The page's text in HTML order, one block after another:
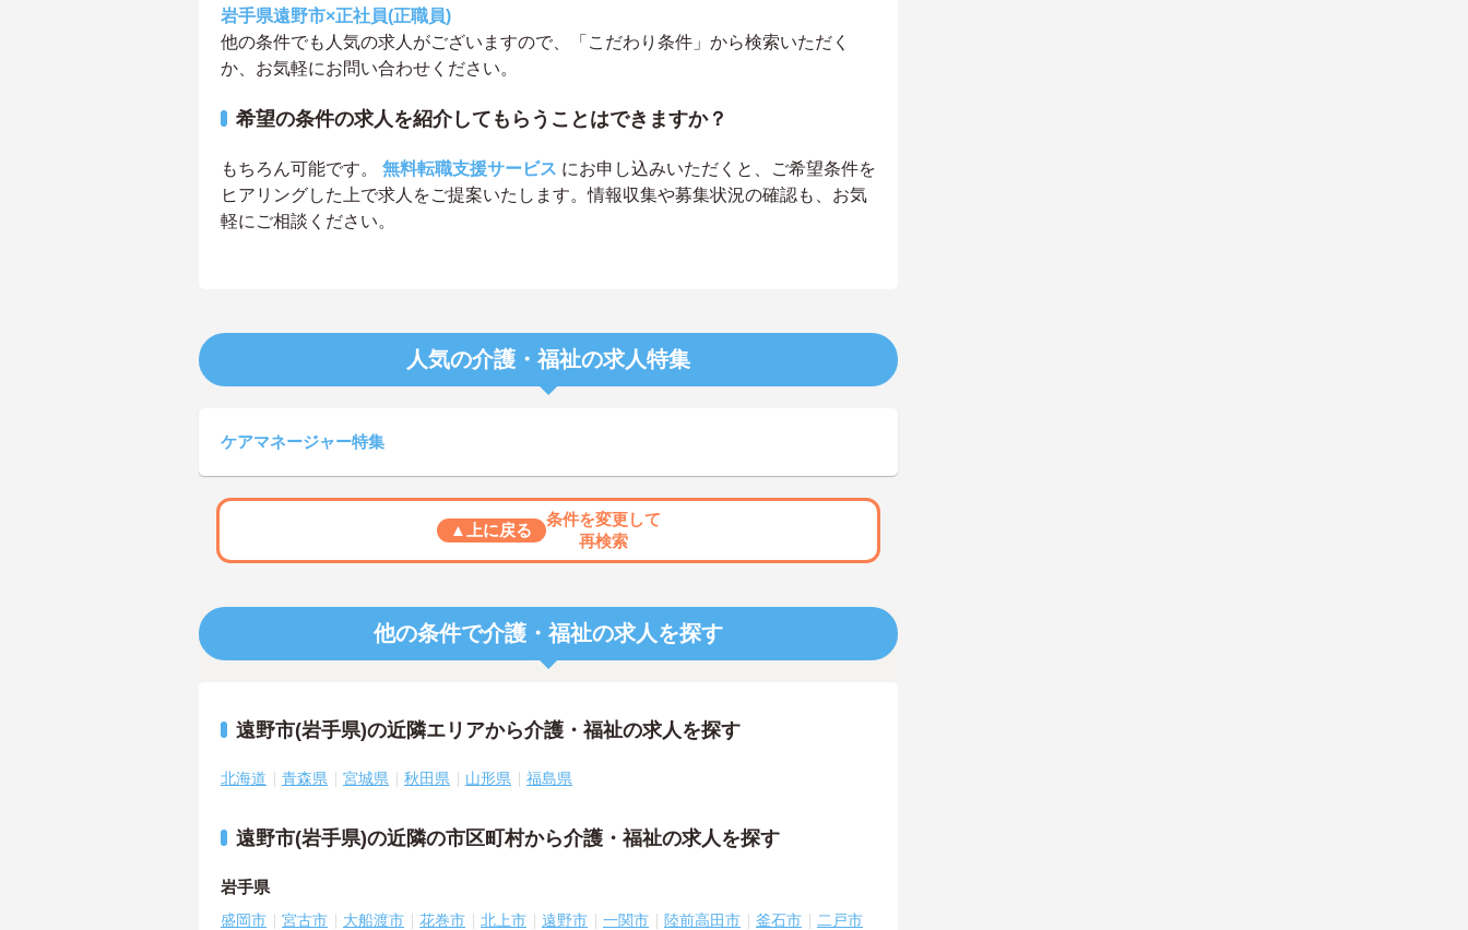
岩手県遠野市×正社員(正職員)
他の条件でも人気の求人がございますので、「こだわり条件」から検索いただく
か、お気軽にお問い合わせください。
希望の条件の求人を紹介してもらうことはできますか？
もちろん可能です。 無料転職支援サービス にお申し込みいただくと、ご希望条件を
ヒアリングした上で求人をご提案いたします。情報収集や募集状況の確認も、お気
軽にご相談ください。
人気の介護・福祉の求人特集
ケアマネージャー特集
▲上に戻る
条件を変更して
再検索
他の条件で介護・福祉の求人を探す
遠野市(岩手県)の近隣エリアから介護・福祉の求人を探す
北海道 青森県 宮城県 秋田県 山形県 福島県
遠野市(岩手県)の近隣の市区町村から介護・福祉の求人を探す
岩手県
盛岡市 宮古市 大船渡市 花巻市 北上市 遠野市 一関市 陸前高田市 釜石市
二戸市